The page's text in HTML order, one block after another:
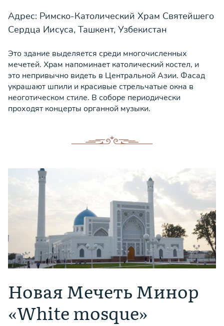
Адрес: Римско-Католический Храм Святейшего
Сердца Иисуса, Ташкент, Узбекистан
Это здание выделяется среди многочисленных
мечетей. Храм напоминает католический костел, и
это непривычно видеть в Центральной Азии. Фасад
украшают шпили и красивые стрельчатые окна в
неоготическом стиле. В соборе периодически
проходят концерты органной музыки.
Новая Мечеть Минор
«White mosque»